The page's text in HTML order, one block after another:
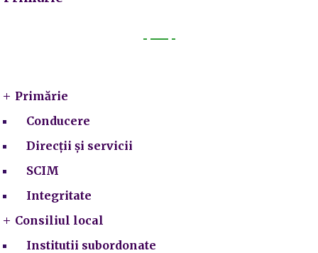
Primărie
Conducere
Direcții și servicii
SCIM
Integritate
Consiliul local
Institutii subordonate